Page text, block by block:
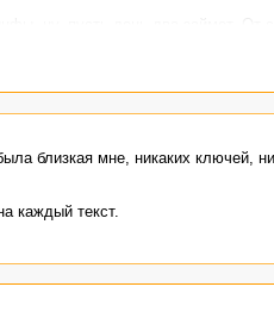
дать отлежаться тексту и
задачу, и я делаю текст
бросай в меня калоши и шлепанцы,
но мне с таким
по литературе, но писала
близкая мне, никаких ключей,
каждый текст.